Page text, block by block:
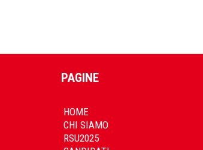
PAGINE
HOME
CHI SIAMO
RSU2025